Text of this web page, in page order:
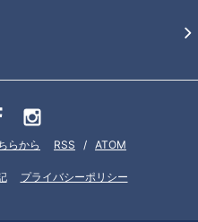
らから RSS / ATOM
プライバシーポリシー